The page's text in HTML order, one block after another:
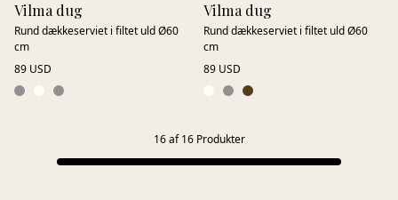
Vilma dug
Rund dækkeserviet i filtet uld Ø60
cm
89 USD
Vilma dug
Rund dækkeserviet i filtet uld Ø60
cm
89 USD
16 af 16 Produkter